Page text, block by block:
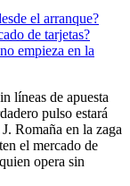
el arranque?
de tarjetas?
empieza en la
líneas de apuesta
pulso estará
Romaña en la zaga
el mercado de
opera sin